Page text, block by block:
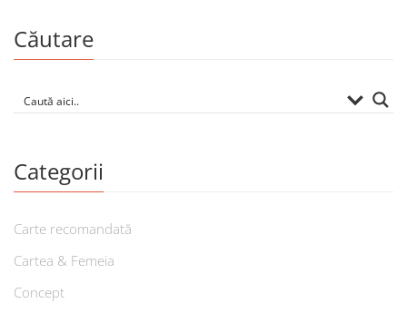
Căutare
Categorii
Carte recomandată
Cartea & Femeia
Concept